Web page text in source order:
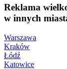
Reklama
w innych
Warszawa
Kraków
Łódź
Katowice